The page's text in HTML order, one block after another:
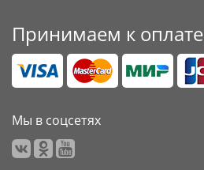
Принимаем к оплате
Мы в соцсетях